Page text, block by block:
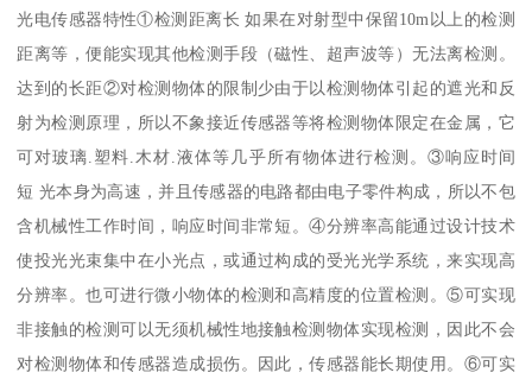
光电传感器特性①检测距离长 如果在对射型中保留10m以上的检测
距离等，便能实现其他检测手段（磁性、超声波等）无法离检测。
达到的长距②对检测物体的限制少由于以检测物体引起的遮光和反
射为检测原理，所以不象接近传感器等将检测物体限定在金属，它
可对玻璃.塑料.木材.液体等几乎所有物体进行检测。③响应时间
短 光本身为高速，并且传感器的电路都由电子零件构成，所以不包
含机械性工作时间，响应时间非常短。④分辨率高能通过设计技术
使投光光束集中在小光点，或通过构成的受光光学系统，来实现高
分辨率。也可进行微小物体的检测和高精度的位置检测。⑤可实现
非接触的检测可以无须机械性地接触检测物体实现检测，因此不会
对检测物体和传感器造成损伤。因此，传感器能长期使用。⑥可实